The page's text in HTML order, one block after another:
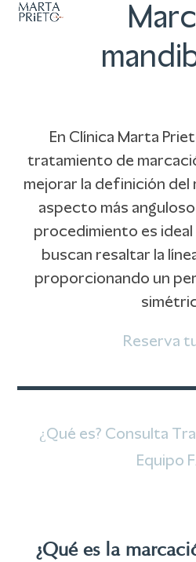
SkipAbrir
Cerrar
En Clínica Marta
tratamiento de
mejorar la definición
aspecto más
procedimiento es ideal
buscan resaltar la
proporcionando un
Reserva
¿Qué es? Consulta
Equipo
¿Qué es la